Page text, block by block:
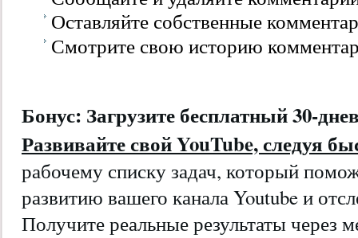
Оставляйте собственные
Смотрите свою историю
Бонус: Загрузите бесплатный 30-
Развивайте свой YouTube, следуя
рабочему списку задач, который
развитию вашего канала Youtube и
Получите реальные результаты через